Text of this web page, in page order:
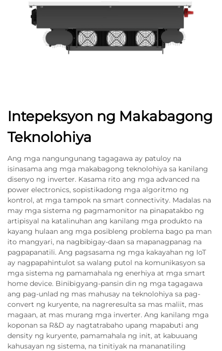
Intepeksyon ng Makabagong
Teknolohiya
Ang mga nangungunang tagagawa ay patuloy na
isinasama ang mga makabagong teknolohiya sa kanilang
disenyo ng inverter. Kasama rito ang mga advanced na
power electronics, sopistikadong mga algoritmo ng
kontrol, at mga tampok na smart connectivity. Madalas na
may mga sistema ng pagmamonitor na pinapatakbo ng
artipisyal na katalinuhan ang kanilang mga produkto na
kayang hulaan ang mga posibleng problema bago pa man
ito mangyari, na nagbibigay-daan sa mapanagpanag na
pagpapanatili. Ang pagsasama ng mga kakayahan ng IoT
ay nagpapahintulot sa walang putol na komunikasyon sa
mga sistema ng pamamahala ng enerhiya at mga smart
home device. Binibigyang-pansin din ng mga tagagawa
ang pag-unlad ng mas mahusay na teknolohiya sa pag-
convert ng kuryente, na nagreresulta sa mas maliit, mas
magaan, at mas murang mga inverter. Ang kanilang mga
koponan sa R&D ay nagtatrabaho upang mapabuti ang
density ng kuryente, pamamahala ng init, at kabuuang
kahusayan ng sistema, na tinitiyak na mananatiling